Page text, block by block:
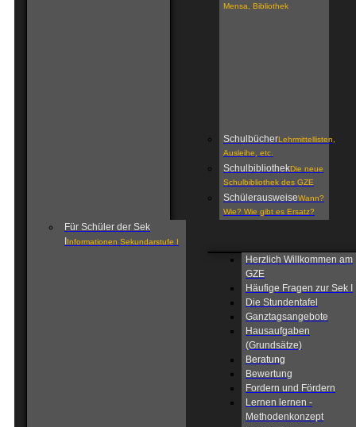
Mensa, Bibliothek
SchulbücherLehrmittellisten,
Ausleihe, etc.
SchulbibliothekDie neue
Schulbibliothek des GZE
SchülerausweiseWann?
Wie? Wie gibt es Ersatz?
Für Schüler der Sek
Informationen Sekundarstufe I
Herzlich Willkommen am
GZE
Häufige Fragen zur Sek I
Die Stundentafel
Ganztagsangebote
Hausaufgaben
(Grundsätze)
Beratung
Bewertung
Fordern und Fördern
Lernen lernen -
Methodenkonzept